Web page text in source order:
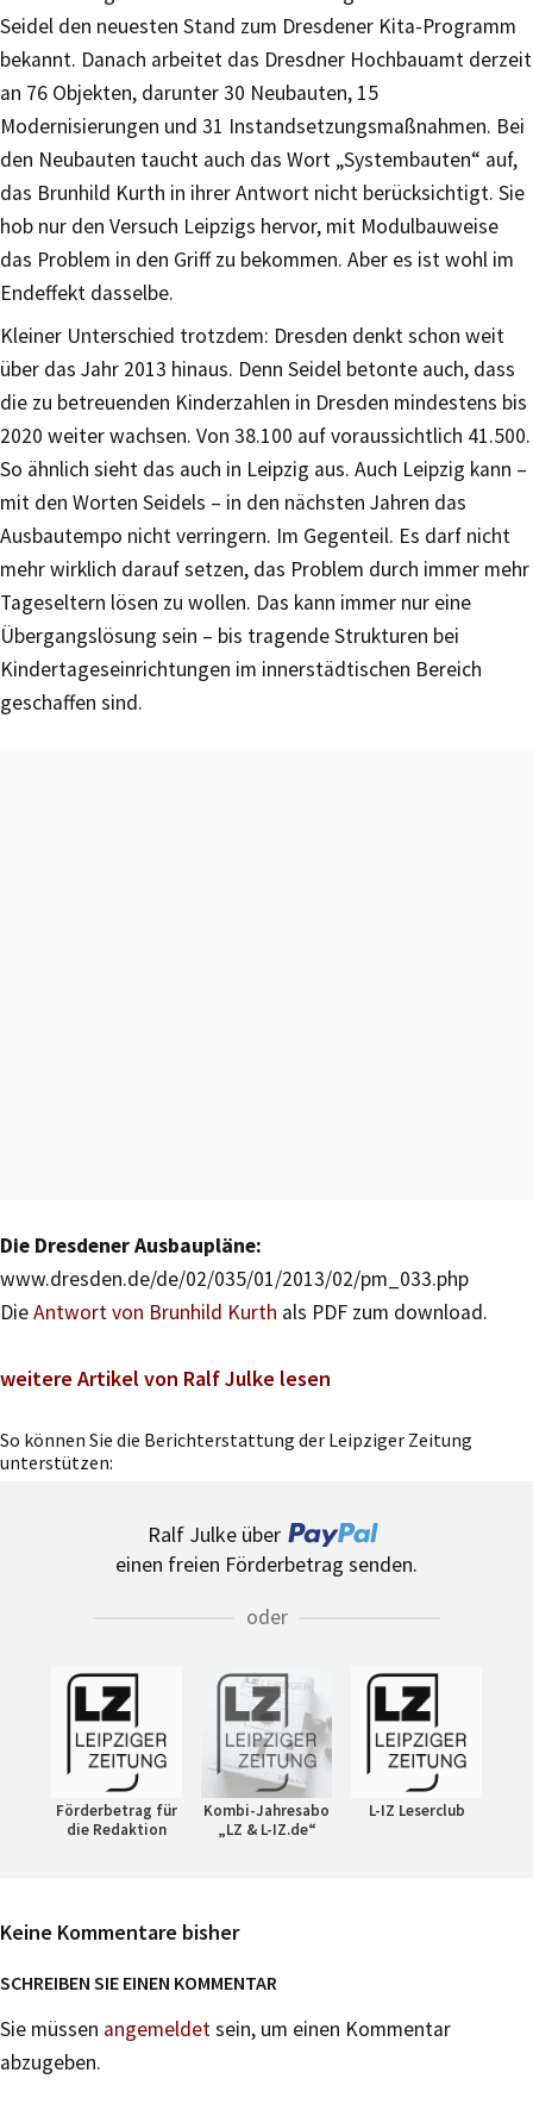
Seidel den neuesten Stand zum Dresdener Kita-Programm
bekannt. Danach arbeitet das Dresdner Hochbauamt derzeit
an 76 Objekten, darunter 30 Neubauten, 15
Modernisierungen und 31 Instandsetzungsmaßnahmen. Bei
den Neubauten taucht auch das Wort „Systembauten“ auf,
das Brunhild Kurth in ihrer Antwort nicht berücksichtigt. Sie
hob nur den Versuch Leipzigs hervor, mit Modulbauweise
das Problem in den Griff zu bekommen. Aber es ist wohl im
Endeffekt dasselbe.
Kleiner Unterschied trotzdem: Dresden denkt schon weit
über das Jahr 2013 hinaus. Denn Seidel betonte auch, dass
die zu betreuenden Kinderzahlen in Dresden mindestens bis
2020 weiter wachsen. Von 38.100 auf voraussichtlich 41.500.
So ähnlich sieht das auch in Leipzig aus. Auch Leipzig kann –
mit den Worten Seidels – in den nächsten Jahren das
Ausbautempo nicht verringern. Im Gegenteil. Es darf nicht
mehr wirklich darauf setzen, das Problem durch immer mehr
Tageseltern lösen zu wollen. Das kann immer nur eine
Übergangslösung sein – bis tragende Strukturen bei
Kindertageseinrichtungen im innerstädtischen Bereich
geschaffen sind.
Die Dresdener Ausbaupläne:
www.dresden.de/de/02/035/01/2013/02/pm_033.php
DieAntwort von Brunhild Kurth als PDF zum download.
weitere Artikel von Ralf Julke lesen
So können Sie die Berichterstattung der Leipziger Zeitung
unterstützen:
Ralf Julke über
einen freien Förderbetrag senden.
oder
Förderbetrag für
die Redaktion
Kombi-Jahresabo
„LZ & L-IZ.de“
L-IZ Leserclub
Keine Kommentare bisher
SCHREIBEN SIE EINEN KOMMENTAR
Sie müssen angemeldetsein, um einen Kommentar
abzugeben.